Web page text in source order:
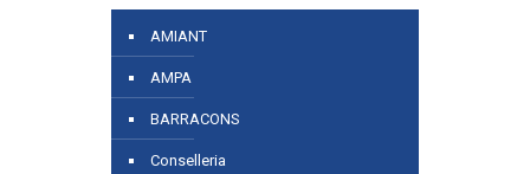
AMIANT
AMPA
BARRACONS
Conselleria